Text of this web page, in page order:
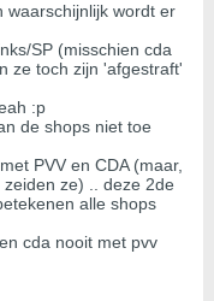
waarschijnlijk wordt er
SP (misschien cda
ze toch zijn 'afgestraft'
:p
de shops niet toe
PVV en CDA (maar,
ze) .. deze 2de
alle shops
cda nooit met pvv